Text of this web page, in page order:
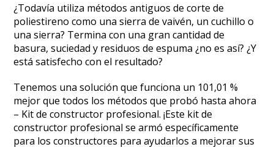
¿Todavía utiliza métodos antiguos de corte de
poliestireno como una sierra de vaivén, un cuchillo o
una sierra? Termina con una gran cantidad de
basura, suciedad y residuos de espuma ¿no es así? ¿Y
está satisfecho con el resultado?
Tenemos una solución que funciona un 101,01 %
mejor que todos los métodos que probó hasta ahora
– Kit de constructor profesional. ¡Este kit de
constructor profesional se armó específicamente
para los constructores para ayudarlos a mejorar sus